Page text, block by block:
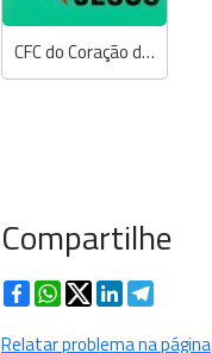
CFC do Coração de Jesus
Compartilhe
FacebookWhatsApp
TwitterLinkedIn
Relatar problema na página